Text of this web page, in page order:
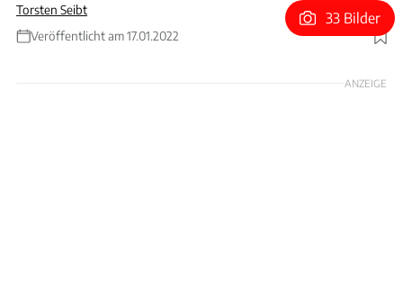
Torsten Seibt
Veröffentlicht am 17.01.2022
Foto: Rossen Gargolov
33 Bilder
ANZEIGE